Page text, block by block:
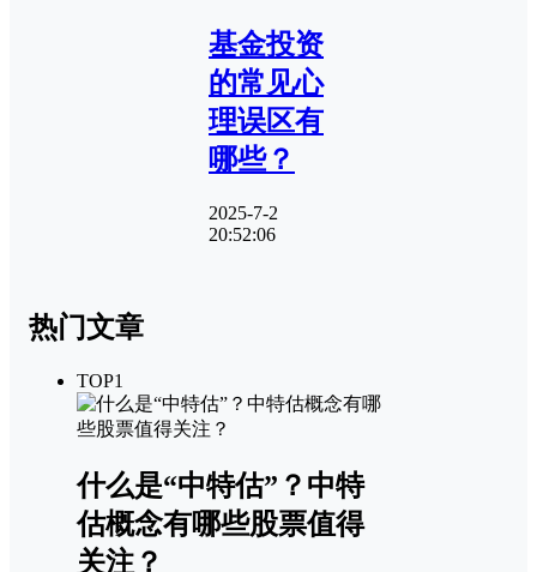
基金投资
的常见心
理误区有
哪些？
2025-7-2
20:52:06
热门文章
TOP1
什么是“中特估”？中特
估概念有哪些股票值得
关注？